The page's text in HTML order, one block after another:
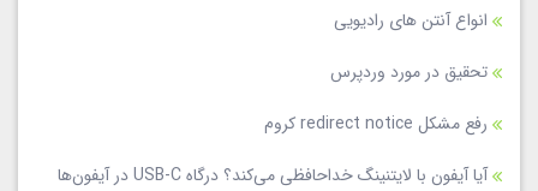
انواع آنتن های رادیویی
تحقیق در مورد وردپرس
رفع مشکل redirect notice کروم
آیا آیفون با لایتنینگ خداحافظی می‌کند؟ درگاه USB-C در آیفون‌ها